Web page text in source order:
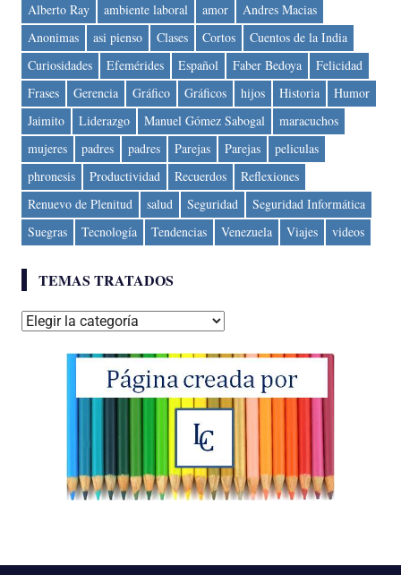
Alberto Ray ambiente laboral amor
Andres Macias
Anonimas
asi pienso Clases Cortos
Cuentos de la India
Curiosidades
Efemérides Español Faber Bedoya
Felicidad
Frases
Gerencia Gráfico Gráficos hijos Historia
Humor
Jaimito
Liderazgo Manuel Gómez Sabogal
maracuchos
mujeres
padres padres Parejas Parejas
peliculas
phronesis
Productividad Recuerdos
Reflexiones
Renuevo de Plenitud
salud Seguridad
Seguridad Informática
Suegras
Tecnología Tendencias Venezuela Viajes videos
TEMAS TRATADOS
Temas